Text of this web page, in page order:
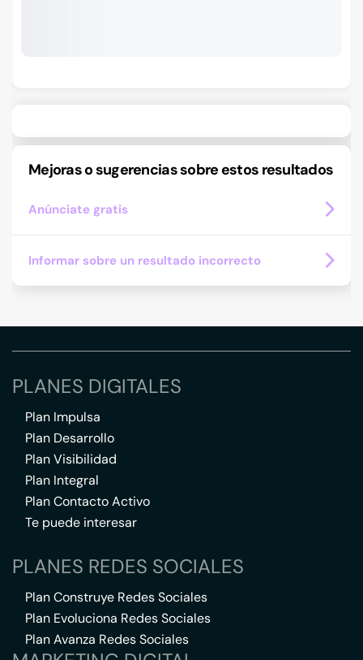
Mejoras o sugerencias sobre estos resultados
Anúnciate gratis
Informar sobre un resultado incorrecto
PLANES DIGITALES
Plan Impulsa
Plan Desarrollo
Plan Visibilidad
Plan Integral
Plan Contacto Activo
Te puede interesar
PLANES REDES SOCIALES
Plan Construye Redes Sociales
Plan Evoluciona Redes Sociales
Plan Avanza Redes Sociales